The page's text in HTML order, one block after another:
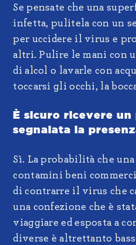
Se pensate che una
infetta, pulitela con un
per uccidere il virus e
altri. Pulire le mani con
di alcol o lavarle con
toccarsi gli occhi, la
È sicuro ricevere un
segnalata la
Sì. La probabilità che
contamini beni
di contrarre il virus che
una confezione che è
viaggiare ed esposta a
diverse è altrettanto